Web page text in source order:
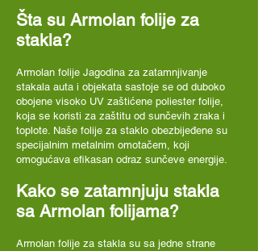
Šta su Armolan folije za
stakla?
Armolan folije Jagodina za zatamnjivanje
stakala auta i objekata sastoje se od duboko
obojene visoko UV zaštićene poliester folije,
koja se koristi za zaštitu od sunčevih zraka i
toplote. Naše folije za staklo obezbijeđene su
specijalnim metalnim omotačem, koji
omogućava efikasan odraz sunčeve energije.
Kako se zatamnjuju stakla
sa Armolan folijama?
Armolan folije za stakla su sa jedne strane